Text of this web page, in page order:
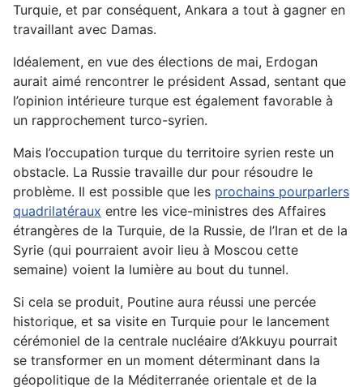
Turquie, et par conséquent, Ankara a tout à gagner en
travaillant avec Damas.
Idéalement, en vue des élections de mai, Erdogan
aurait aimé rencontrer le président Assad, sentant que
l’opinion intérieure turque est également favorable à
un rapprochement turco-syrien.
Mais l’occupation turque du territoire syrien reste un
obstacle. La Russie travaille dur pour résoudre le
problème. Il est possible que les prochains pourparlers
quadrilatéraux entre les vice-ministres des Affaires
étrangères de la Turquie, de la Russie, de l’Iran et de la
Syrie (qui pourraient avoir lieu à Moscou cette
semaine) voient la lumière au bout du tunnel.
Si cela se produit, Poutine aura réussi une percée
historique, et sa visite en Turquie pour le lancement
cérémoniel de la centrale nucléaire d’Akkuyu pourrait
se transformer en un moment déterminant dans la
géopolitique de la Méditerranée orientale et de la